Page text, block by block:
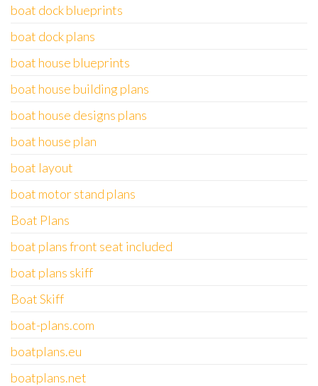
boat dock blueprints
boat dock plans
boat house blueprints
boat house building plans
boat house designs plans
boat house plan
boat layout
boat motor stand plans
Boat Plans
boat plans front seat included
boat plans skiff
Boat Skiff
boat-plans.com
boatplans.eu
boatplans.net